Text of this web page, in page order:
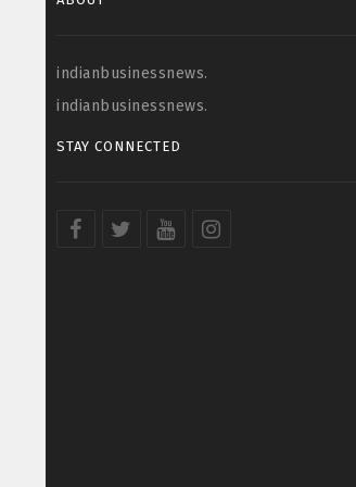
indianbusinessnews.
indianbusinessnews.
STAY CONNECTED